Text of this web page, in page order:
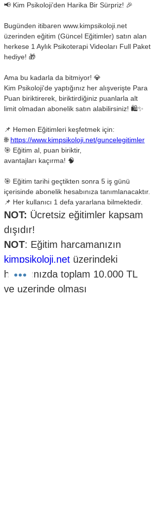
📢 Kim Psikoloji’den Harika Bir Sürpriz! 🎉
Bugünden itibaren www.kimpsikoloji.net
üzerinden eğitim (Güncel Eğitimler) satın alan
herkese 1 Aylık Psikoterapi Videoları Full Paket
hediye! 🎁
Ama bu kadarla da bitmiyor! 💎
Kim Psikoloji'de yaptığınız her alışverişte Para
Puan biriktirerek, biriktirdiğiniz puanlarla alt
limit olmadan abonelik satın alabilirsiniz! 🛍✨
📌 Hemen Eğitimleri keşfetmek için:
🌐 https://www.kimpsikoloji.net/guncelegitimler
🎯 Eğitim al, puan biriktir,
avantajları kaçırma! 🧠
🎯 Eğitim tarihi geçtikten sonra 5 iş günü
içerisinde abonelik hesabınıza tanımlanacaktır.
📌 Her kullanıcı 1 defa yararlana bilmektedir.
NOT: Ücretsiz eğitimler kapsam
dışıdır!
NOT: Eğitim harcamanızın
kimpsikoloji.net üzerindeki
hesabınızda toplam 10.000 TL
ve üzerinde olması